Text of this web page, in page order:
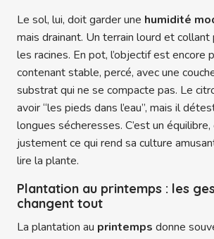
Le sol, lui, doit garder une humidité
mais drainant. Un terrain lourd et
les racines. En pot, l’objectif est encore
contenant stable, percé, avec une
substrat qui ne se compacte pas. Le
avoir “les pieds dans l’eau”, mais il
longues sécheresses. C’est un équilibre,
justement ce qui rend sa culture
lire la plante.
Plantation au printemps : les
changent tout
La plantation au printemps donne